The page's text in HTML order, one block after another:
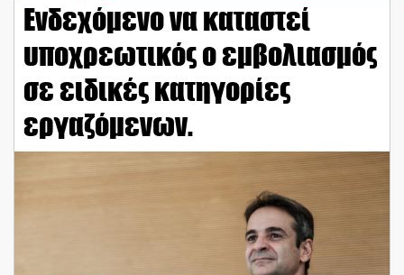
Eνδεχόμενο να καταστεί
υποχρεωτικός ο εμβολιασμός
σε ειδικές κατηγορίες
εργαζόμενων.